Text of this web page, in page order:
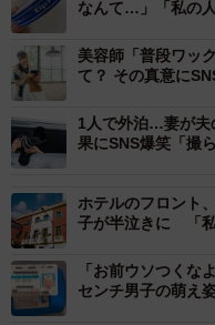
「アットコスメストア」で初
RMK、ランコムなどデパート
試せる（一部、高額商品のみ
ちなみにプチプラと高級
のは画期的だ。雑誌であ
なんて…」「私の
美容師「普段ワッ
て？ その真意に
1人で外泊…妻が
果にSNS爆笑「撮
ホテルのフロント
子が半泣きに 「私
「お前ウソつく
センチ男子の萌え